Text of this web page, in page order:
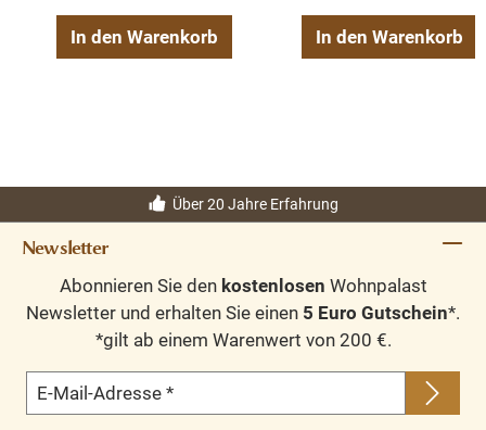
In den Warenkorb In den Warenkorb
Über 20 Jahre Erfahrung
Newsletter
Abonnieren Sie den kostenlosen Wohnpalast
Newsletter und erhalten Sie einen 5 Euro Gutschein*.
*gilt ab einem Warenwert von 200 €.
E-Mail-Adresse *